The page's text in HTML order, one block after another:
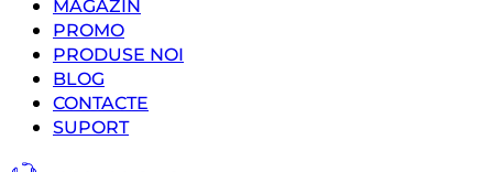
MAGAZIN
PROMO
PRODUSE NOI
BLOG
CONTACTE
SUPORT